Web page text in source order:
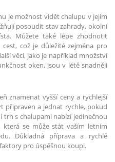
je možnost vidět chalupu v jejím
posoudit stav zahrady, okolní
Můžete také lépe zhodnotit
což je důležité zejména pro
věci, jako je například množství
oken, jsou v létě snadněji
znamenat vyšší ceny a rychlejší
připraven a jednat rychle, pokud
s chalupami nabízí jedinečnou
se může stát vaším letním
Důkladná příprava a rychlé
pro úspěšnou koupi.